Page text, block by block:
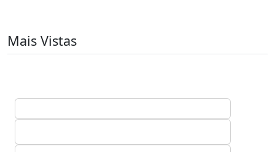
Mais Vistas